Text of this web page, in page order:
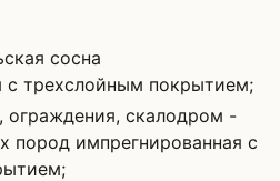
сосна
с трехслойным покрытием;
ограждения, скалодром -
пород импрегнированная с